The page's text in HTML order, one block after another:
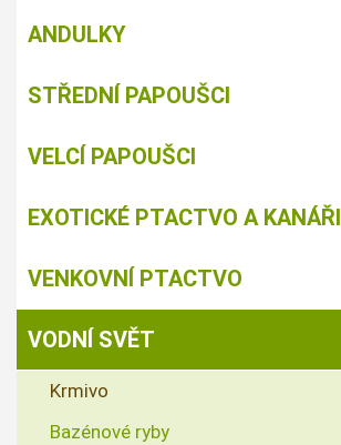
ANDULKY
STŘEDNÍ PAPOUŠCI
VELCÍ PAPOUŠCI
EXOTICKÉ PTACTVO A KANÁŘI
VENKOVNÍ PTACTVO
VODNÍ SVĚT
Krmivo
Bazénové ryby